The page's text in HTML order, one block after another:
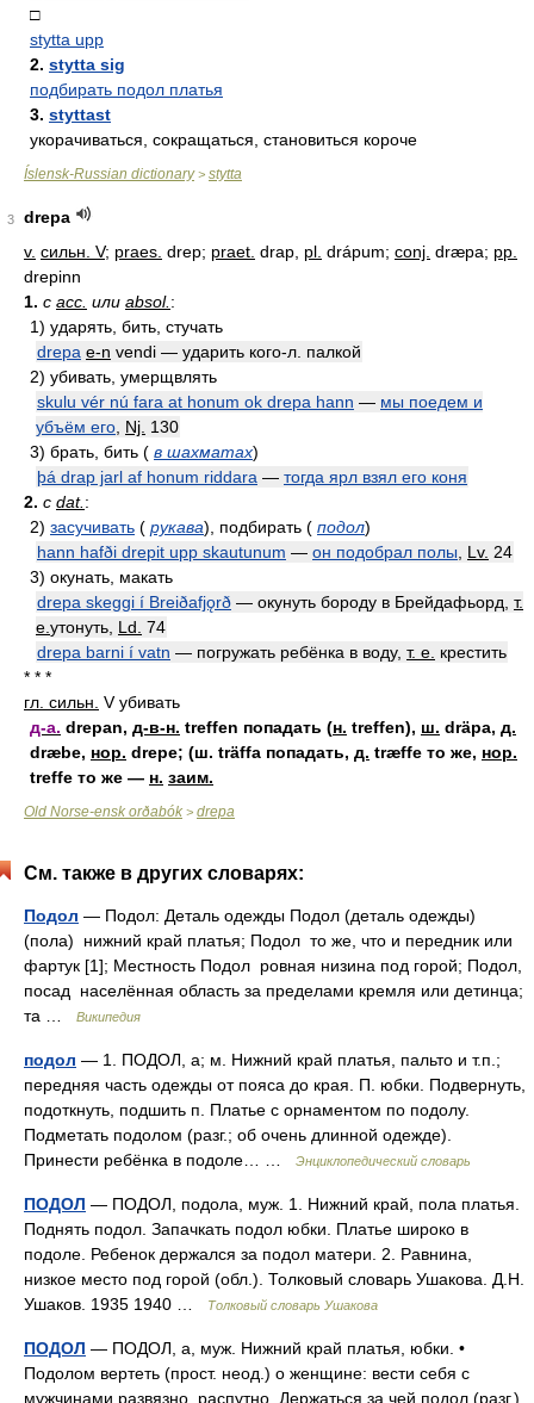
□
stytta upp
2. stytta sig
подбирать подол платья
3. styttast
укорачиваться, сокращаться, становиться короче
Íslensk-Russian dictionary> stytta
3
drepa
v. сильн. V; praes. drep; praet. drap, pl. drápum; conj. dræpa; pp.
drepinn
1. с acc. или absol. :
1) ударять, бить, стучать
drepa e-n vendi — ударить кого-л. палкой
2) убивать, умерщвлять
skulu vér nú fara at honum ok drepa hann — мы поедем и
убъём его Nj. 130
3) брать, бить ( в шахматах)
þá drap jarl af honum riddara — тогда ярл взял его коня
2. с dat. :
2) засучивать ( рукава) , подбирать ( подол)
hann hafði drepit upp skautunum — он подобрал полы Lv. 24
3) окунать, макать
drepa skeggi í Breiðafjǫrð — окунуть бороду в Брейдафьорд, т.
е. утонуть Ld. 74
drepa barni í vatn — погружать ребёнка в воду, т. е. крестить
* * *
гл. сильн. Vубивать
д-а. drepan, д-в-н. treffen попадать (н. treffen), ш. dräpa, д.
dræbe, нор. drepe; (ш. träffa попадать, д. træffe то же, нор.
treffe то же — н. заим.
Old Norse-ensk orðabók > drepa
См. также в других словарях:
Подол — Подол: Деталь одежды Подол (деталь одежды)
(пола) нижний край платья; Подол то же, что и передник или
фартук [1]; Местность Подол ровная низина под горой; Подол,
посад населённая область за пределами кремля или детинца;
та …
Википедия
подол — 1. ПОДОЛ, а; м. Нижний край платья, пальто и т.п.;
передняя часть одежды от пояса до края. П. юбки. Подвернуть,
подоткнуть, подшить п. Платье с орнаментом по подолу.
Подметать подолом (разг.; об очень длинной одежде).
Принести ребёнка в подоле… …
Энциклопедический словарь
ПОДОЛ — ПОДОЛ, подола, муж. 1. Нижний край, пола платья.
Поднять подол. Запачкать подол юбки. Платье широко в
подоле. Ребенок держался за подол матери. 2. Равнина,
низкое место под горой (обл.). Толковый словарь Ушакова. Д.Н.
Ушаков. 1935 1940 …
Толковый словарь Ушакова
ПОДОЛ — ПОДОЛ, а, муж. Нижний край платья, юбки. •
Подолом вертеть (прост. неод.) о женщине: вести себя с
мужчинами развязно, распутно. Держаться за чей подол (разг.)